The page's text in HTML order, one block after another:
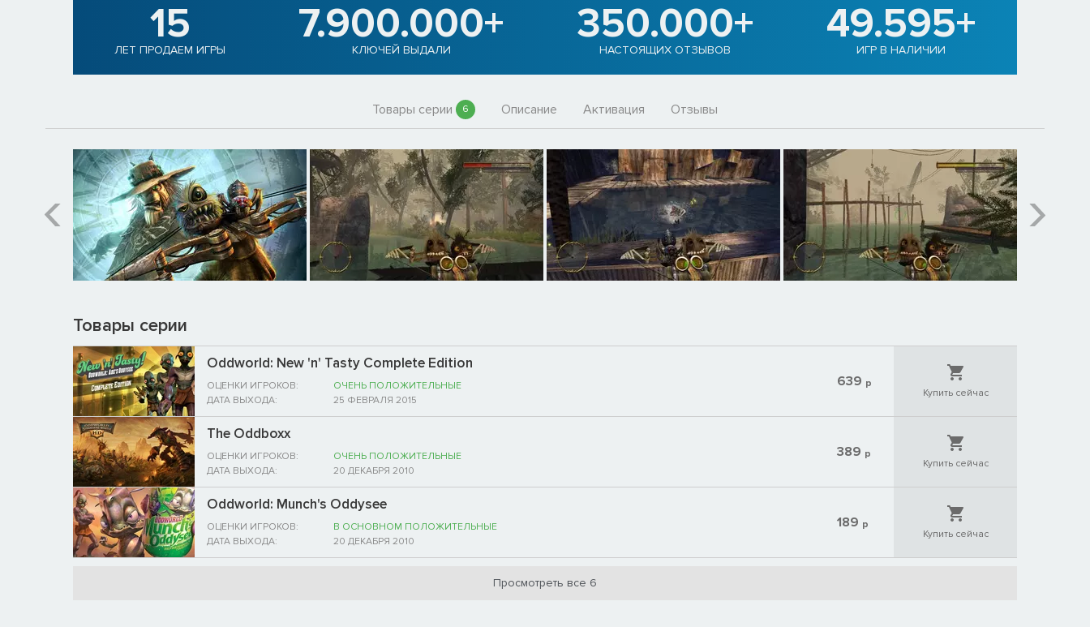
15
ЛЕТ ПРОДАЕМ ИГРЫ
7.900.000+
КЛЮЧЕЙ ВЫДАЛИ
350.000+
НАСТОЯЩИХ ОТЗЫВОВ
49.595+
ИГР В НАЛИЧИИ
Товары серии 6 Описание Активация Отзывы
Товары серии
Oddworld: New 'n' Tasty Complete Edition
ОЦЕНКИ ИГРОКОВ:
ОЧЕНЬ ПОЛОЖИТЕЛЬНЫЕ
ДАТА ВЫХОДА:
25 ФЕВРАЛЯ 2015
639 р
Купить сейчас
The Oddboxx
ОЦЕНКИ ИГРОКОВ:
ОЧЕНЬ ПОЛОЖИТЕЛЬНЫЕ
ДАТА ВЫХОДА:
20 ДЕКАБРЯ 2010
389 р
Купить сейчас
Oddworld: Munch's Oddysee
ОЦЕНКИ ИГРОКОВ:
В ОСНОВНОМ ПОЛОЖИТЕЛЬНЫЕ
ДАТА ВЫХОДА:
20 ДЕКАБРЯ 2010
189 р
Купить сейчас
Просмотреть все 6